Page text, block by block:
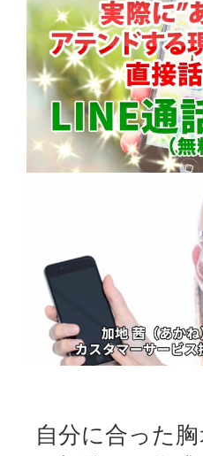
自分に合った